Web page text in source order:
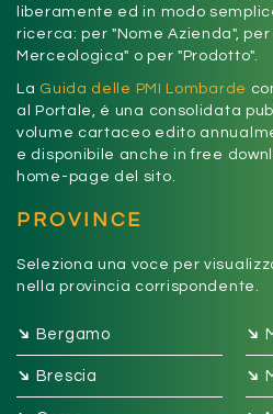
liberamente ed in modo
ricerca: per "Nome Azienda",
Merceologica" o per "Prodotto".
La Guida delle PMI Lombarde
al Portale, è una consolidata
volume cartaceo edito
e disponibile anche in free
home-page del sito.
PROVINCE
Seleziona una voce per
nella provincia corrispondente.
➔ Bergamo ➔
➔ Brescia ➔